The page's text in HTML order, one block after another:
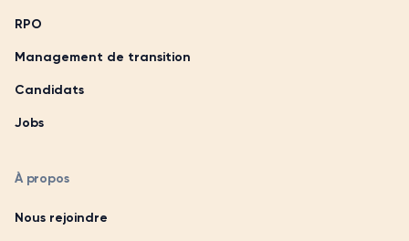
RPO
Management de transition
Candidats
Jobs
À propos
Nous rejoindre